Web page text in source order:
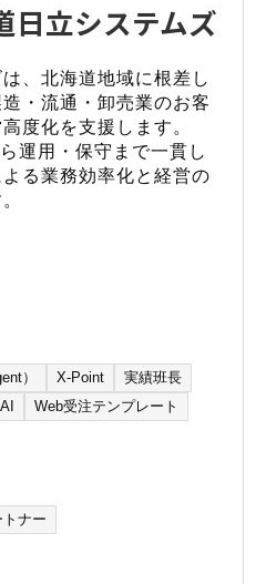
日立システムズ
、北海道地域に根差し
・流通・卸売業のお客
度化を支援します。
運用・保守まで一貫し
る業務効率化と経営の
） X-Point
実績班長
Web受注テンプレート
ナー